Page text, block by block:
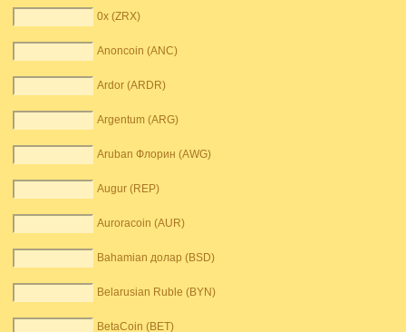
0x (ZRX)
Anoncoin (ANC)
Ardor (ARDR)
Argentum (ARG)
Aruban Флорин (AWG)
Augur (REP)
Auroracoin (AUR)
Bahamian долар (BSD)
Belarusian Ruble (BYN)
BetaCoin (BET)